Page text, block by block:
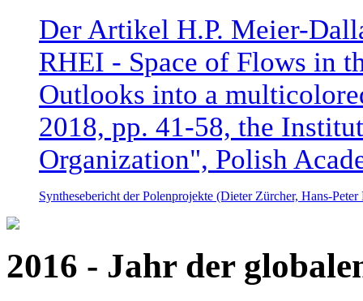
Der Artikel H.P. Meier-
RHEI - Space of Flows in
Outlooks into a
2018, pp. 41-58, the
Organization", Polish
Synthesebericht der Polenprojekte (Dieter Zürcher, Hans-
2016 - Jahr der